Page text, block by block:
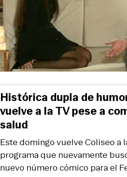
Este domingo vuelve Coliseo a
programa que nuevamente
nuevo número cómico para el
Histórica dupla de
vuelve a la TV pese a
salud